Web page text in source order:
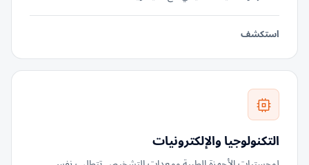
استكشف
التكنولوجيا والإلكترونيات